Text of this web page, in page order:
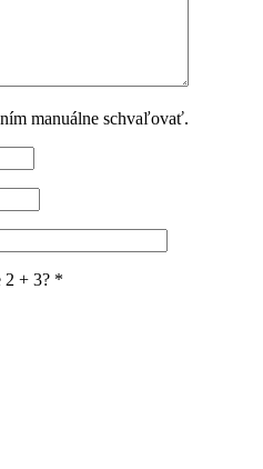
manuálne schvaľovať.
2 + 3? *